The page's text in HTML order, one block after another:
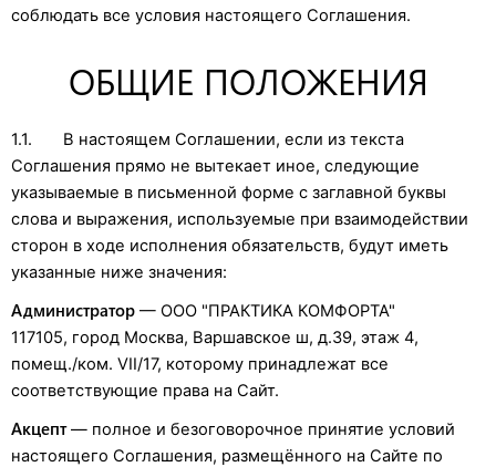
соблюдать все условия настоящего Соглашения.
ОБЩИЕ ПОЛОЖЕНИЯ
1.1. В настоящем Соглашении, если из текста
Соглашения прямо не вытекает иное, следующие
указываемые в письменной форме с заглавной буквы
слова и выражения, используемые при взаимодействии
сторон в ходе исполнения обязательств, будут иметь
указанные ниже значения:
Администратор — ООО "ПРАКТИКА КОМФОРТА"
117105, город Москва, Варшавское ш, д.39, этаж 4,
помещ./ком. VII/17, которому принадлежат все
соответствующие права на Сайт.
Акцепт— полное и безоговорочное принятие условий
настоящего Соглашения, размещённого на Сайте по